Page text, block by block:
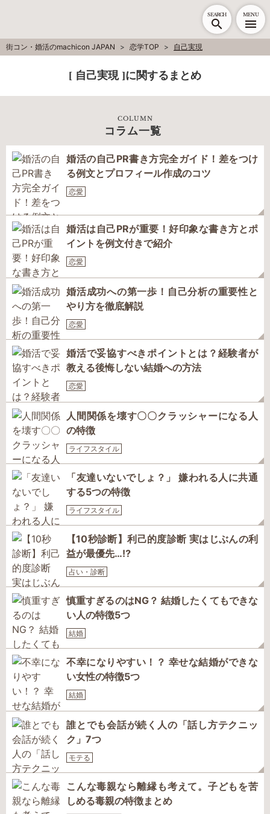
SEARCH MENU
街コン・婚活のmachicon JAPAN 恋学TOP 自己実現
[ 自己実現 ]に関するまとめ
COLUMN
コラム一覧
婚活の自己PR書き方完全ガイド！差をつけ
る例文とプロフィール作成のコツ
恋愛
婚活は自己PRが重要！好印象な書き方とポ
イントを例文付きで紹介
恋愛
婚活成功への第一歩！自己分析の重要性と
やり方を徹底解説
恋愛
婚活で妥協すべきポイントとは？経験者が
教える後悔しない結婚への方法
恋愛
人間関係を壊す〇〇クラッシャーになる人
の特徴
ライフスタイル
「友達いないでしょ？」 嫌われる人に共通
する5つの特徴
ライフスタイル
【10秒診断】利己的度診断 実はじぶんの利
益が最優先…⁉
占い・診断
慎重すぎるのはNG？ 結婚したくてもできな
い人の特徴5つ
結婚
不幸になりやすい！？ 幸せな結婚ができな
い女性の特徴5つ
結婚
誰とでも会話が続く人の「話し方テクニッ
ク」7つ
モテる
こんな毒親なら離縁も考えて。子どもを苦
しめる毒親の特徴まとめ